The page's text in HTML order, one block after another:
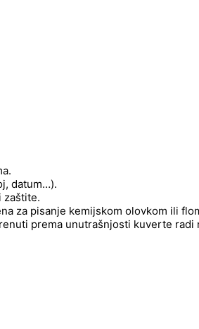
datum…).
zaštite.
za pisanje kemijskom olovkom ili
prema unutrašnjosti kuverte